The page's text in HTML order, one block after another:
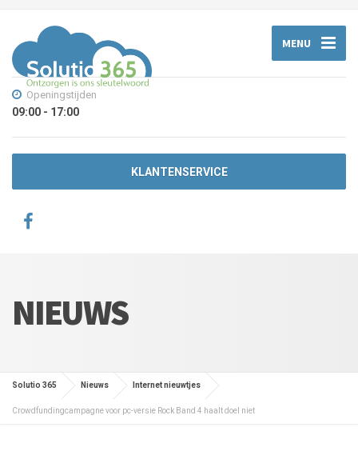
MENU
Openingstijden
09:00 - 17:00
KLANTENSERVICE
NIEUWS
Solutio 365 Nieuws Internet nieuwtjes
Crowdfundingcampagne voor pc-versie Rock Band 4 haalt doel niet